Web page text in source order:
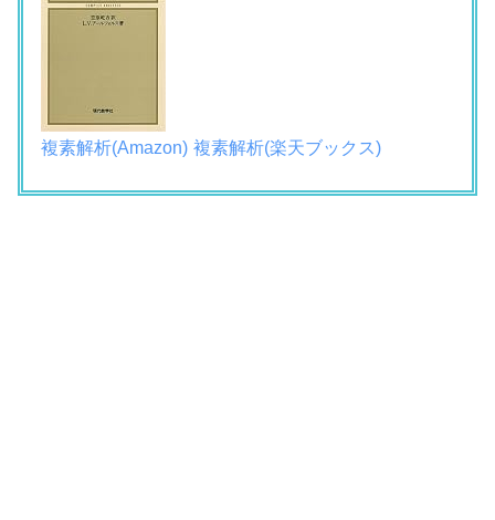
複素解析(Amazon) 複素解析(楽天ブックス)